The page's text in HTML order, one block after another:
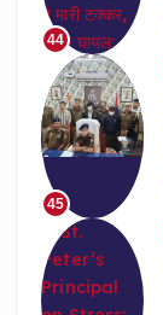
44
45